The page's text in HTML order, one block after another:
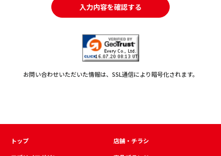
入力内容を確認する
お問い合わせいただいた情報は、SSL通信により暗号化されます。
トップ
店舗・チラシ